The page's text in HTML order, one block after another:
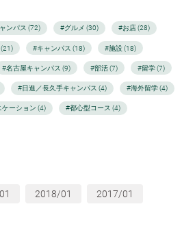
ンパス (72) #グルメ (30) #お店 (28)
#キャンパス (18) #施設 (18)
#名古屋キャンパス (9) #部活 (7) #留学 (7)
#日進／長久手キャンパス (4) #海外留学 (4)
ーション (4) #都心型コース (4)
2018/01 2017/01